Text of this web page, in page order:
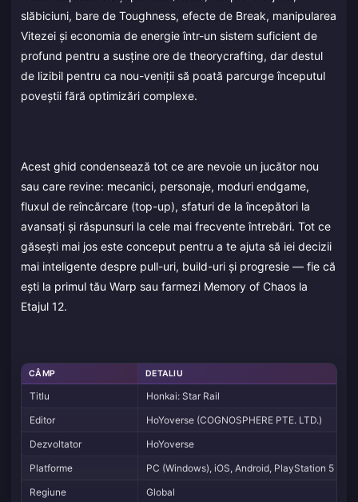
slăbiciuni, bare de Toughness, efecte de Break, manipularea
Vitezei și economia de energie într-un sistem suficient de
profund pentru a susține ore de theorycrafting, dar destul
de lizibil pentru ca nou-veniții să poată parcurge începutul
poveștii fără optimizări complexe.
Acest ghid condensează tot ce are nevoie un jucător nou
sau care revine: mecanici, personaje, moduri endgame,
fluxul de reîncărcare (top-up), sfaturi de la începători la
avansați și răspunsuri la cele mai frecvente întrebări. Tot ce
găsești mai jos este conceput pentru a te ajuta să iei decizii
mai inteligente despre pull-uri, build-uri și progresie — fie că
ești la primul tău Warp sau farmezi Memory of Chaos la
Etajul 12.
CÂMP DETALIU
Titlu
Honkai: Star Rail
Editor
HoYoverse (COGNOSPHERE PTE. LTD.)
Dezvoltator
HoYoverse
Platforme
PC (Windows), iOS, Android, PlayStation 5
Regiune
Global